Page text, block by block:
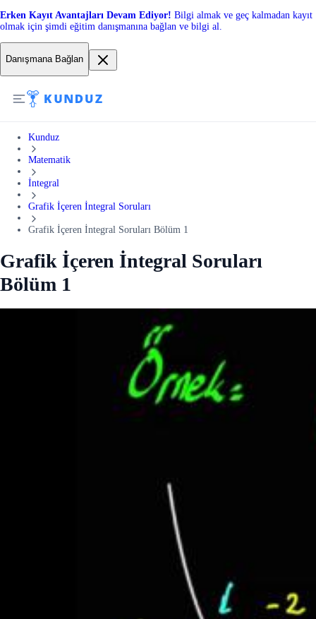
Erken Kayıt Avantajları Devam Ediyor! Bilgi almak ve geç kalmadan kayıt
olmak için şimdi eğitim danışmanına bağlan ve bilgi al.
Danışmana Bağlan
Kunduz
Matematik
İntegral
Grafik İçeren İntegral Soruları
Grafik İçeren İntegral Soruları Bölüm 1
Grafik İçeren İntegral Soruları
Bölüm 1